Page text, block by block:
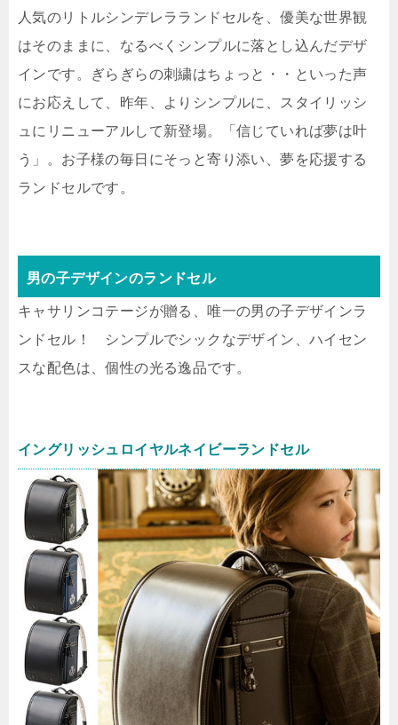
人気のリトルシンデレラランドセルを、優美な世界観
はそのままに、なるべくシンプルに落とし込んだデザ
インです。ぎらぎらの刺繍はちょっと・・といった声
にお応えして、昨年、よりシンプルに、スタイリッシ
ュにリニューアルして新登場。「信じていれば夢は叶
う」。お子様の毎日にそっと寄り添い、夢を応援する
ランドセルです。
男の子デザインのランドセル
キャサリンコテージが贈る、唯一の男の子デザインラ
ンドセル！ シンプルでシックなデザイン、ハイセン
スな配色は、個性の光る逸品です。
イングリッシュロイヤルネイビーランドセル